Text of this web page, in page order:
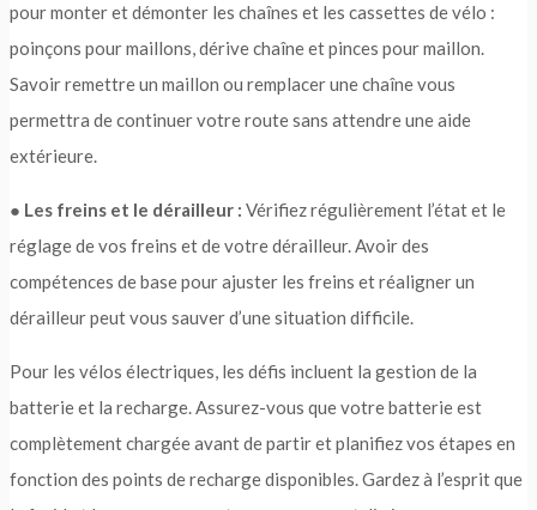
pour monter et démonter les chaînes et les cassettes de vélo :
poinçons pour maillons, dérive chaîne et pinces pour maillon.
Savoir remettre un maillon ou remplacer une chaîne vous
permettra de continuer votre route sans attendre une aide
extérieure.
● Les freins et le dérailleur : Vérifiez régulièrement l’état et le
réglage de vos freins et de votre dérailleur. Avoir des
compétences de base pour ajuster les freins et réaligner un
dérailleur peut vous sauver d’une situation difficile.
Pour les vélos électriques, les défis incluent la gestion de la
batterie et la recharge. Assurez-vous que votre batterie est
complètement chargée avant de partir et planifiez vos étapes en
fonction des points de recharge disponibles. Gardez à l’esprit que